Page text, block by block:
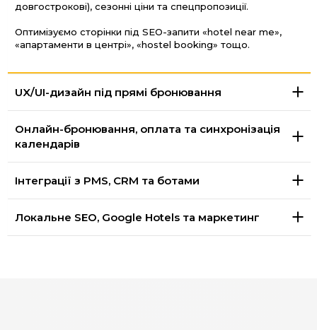
довгострокові), сезонні ціни та спецпропозиції.
Оптимізуємо сторінки під SEO-запити «hotel near me»,
«апартаменти в центрі», «hostel booking» тощо.
UX/UI-дизайн під прямі бронювання
Онлайн-бронювання, оплата та синхронізація
календарів
Інтеграції з PMS, CRM та ботами
Локальне SEO, Google Hotels та маркетинг